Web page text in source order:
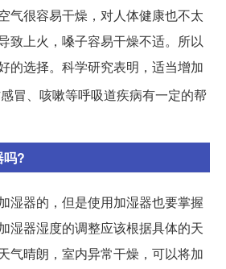
气很容易干燥，对人体健康也不太
致上火，嗓子容易干燥不适。所以
的选择。科学研究表明，适当增加
冒、咳嗽等呼吸道疾病有一定的帮
吗?
湿器的，但是使用加湿器也要掌握
湿器湿度的调整应该根据具体的天
气晴朗，室内异常干燥，可以将加